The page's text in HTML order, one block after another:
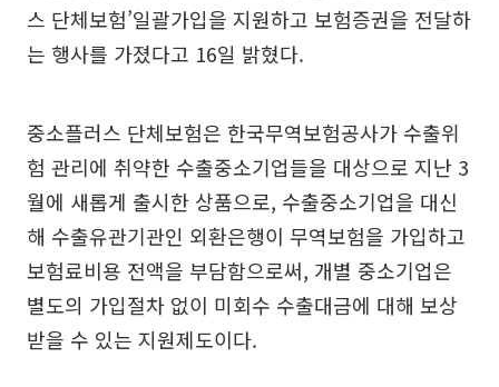
스 단체보험’일괄가입을 지원하고 보험증권을 전달하
는 행사를 가졌다고 16일 밝혔다.
중소플러스 단체보험은 한국무역보험공사가 수출위
험 관리에 취약한 수출중소기업들을 대상으로 지난 3
월에 새롭게 출시한 상품으로, 수출중소기업을 대신
해 수출유관기관인 외환은행이 무역보험을 가입하고
보험료비용 전액을 부담함으로써, 개별 중소기업은
별도의 가입절차 없이 미회수 수출대금에 대해 보상
받을 수 있는 지원제도이다.